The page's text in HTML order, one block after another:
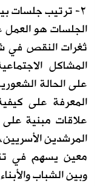
٢- ترتيب جلسات
الجلسات هو
ثغرات النقص في
المشاكل
على الحالة
المعرفة على
علاقات مبنية على
المرشدين
معين يسهم في
وبين الشباب